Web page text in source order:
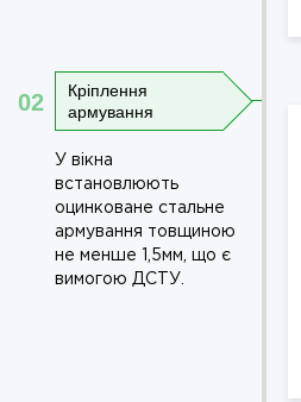
02
Кріплення
армування
У вікна
встановлюють
оцинковане стальне
армування товщиною
не менше 1,5мм, що є
вимогою ДСТУ.